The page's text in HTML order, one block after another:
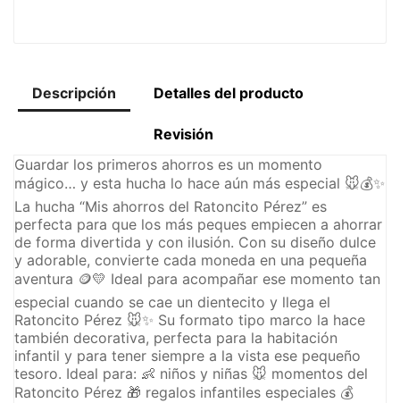
Descripción Detalles del producto
Revisión
Guardar los primeros ahorros es un momento
mágico… y esta hucha lo hace aún más especial 🐭💰✨
La hucha “Mis ahorros del Ratoncito Pérez” es
perfecta para que los más peques empiecen a ahorrar
de forma divertida y con ilusión. Con su diseño dulce
y adorable, convierte cada moneda en una pequeña
aventura 🪙💛 Ideal para acompañar ese momento tan
especial cuando se cae un dientecito y llega el
Ratoncito Pérez 🐭✨ Su formato tipo marco la hace
también decorativa, perfecta para la habitación
infantil y para tener siempre a la vista ese pequeño
tesoro. Ideal para: 👶 niños y niñas 🐭 momentos del
Ratoncito Pérez 🎁 regalos infantiles especiales 💰